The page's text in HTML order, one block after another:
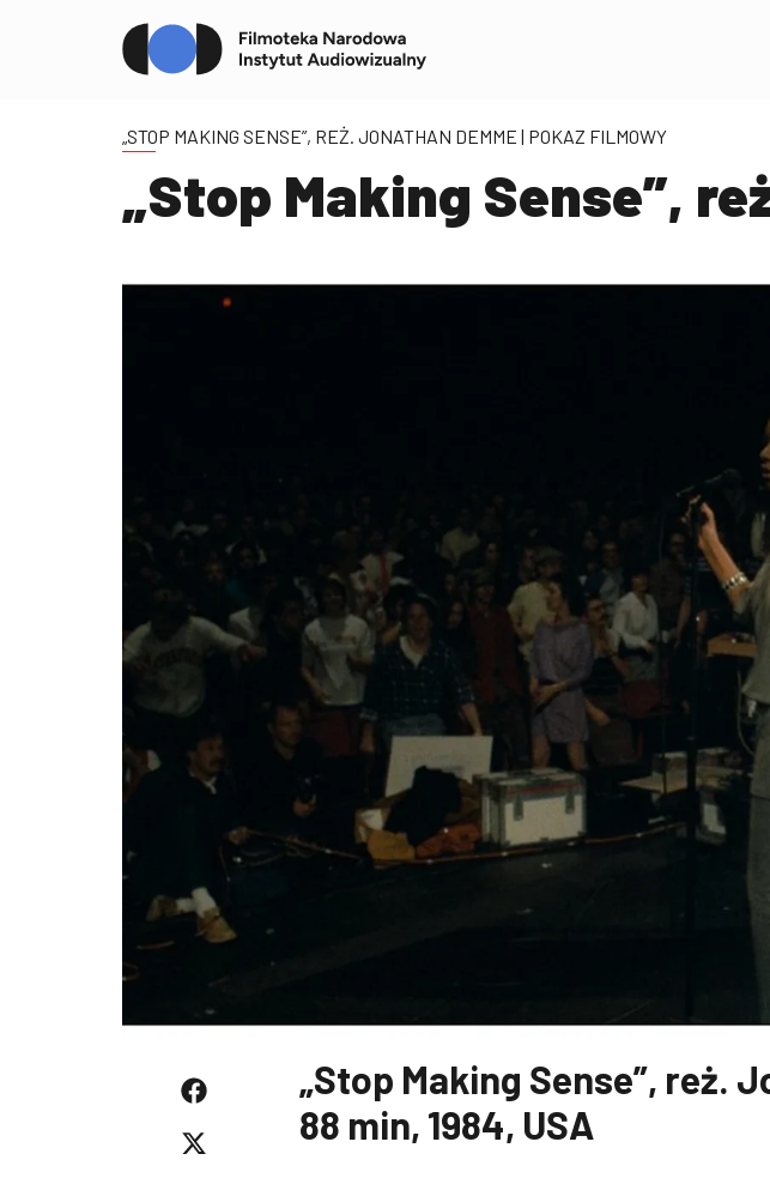
„STOP MAKING SENSE”, REŻ. JONATHAN DEMME | POKAZ FILMOWY
„Stop Making Sense”,
„Stop Making Sense”, reż.
88 min, 1984, USA